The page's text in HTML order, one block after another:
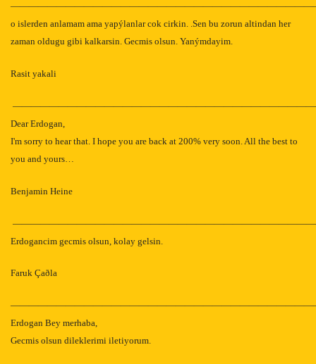
o islerden anlamam ama yapýlanlar cok cirkin. .Sen bu zorun altindan her
zaman oldugu gibi kalkarsin. Gecmis olsun. Yanýmdayim.
Rasit yakali
Dear Erdogan,
I'm sorry to hear that. I hope you are back at 200% very soon. All the best to
you and yours…
Benjamin Heine
Erdogancim gecmis olsun, kolay gelsin.
Faruk Çaðla
Erdogan Bey merhaba,
Gecmis olsun dileklerimi iletiyorum.